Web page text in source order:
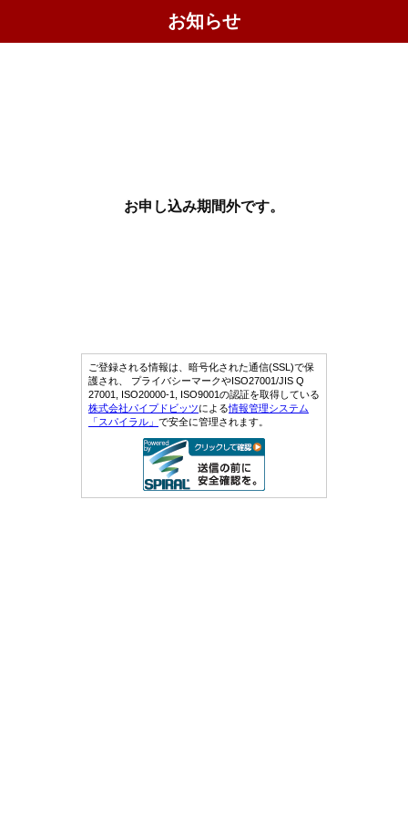
お知らせ
お申し込み期間外です。
ご登録される情報は、暗号化された通信(SSL)で保
護され、 プライバシーマークやISO27001/JIS Q
27001, ISO20000-1, ISO9001の認証を取得している
株式会社パイプドビッツによる情報管理システム
「スパイラル」 で安全に管理されます。